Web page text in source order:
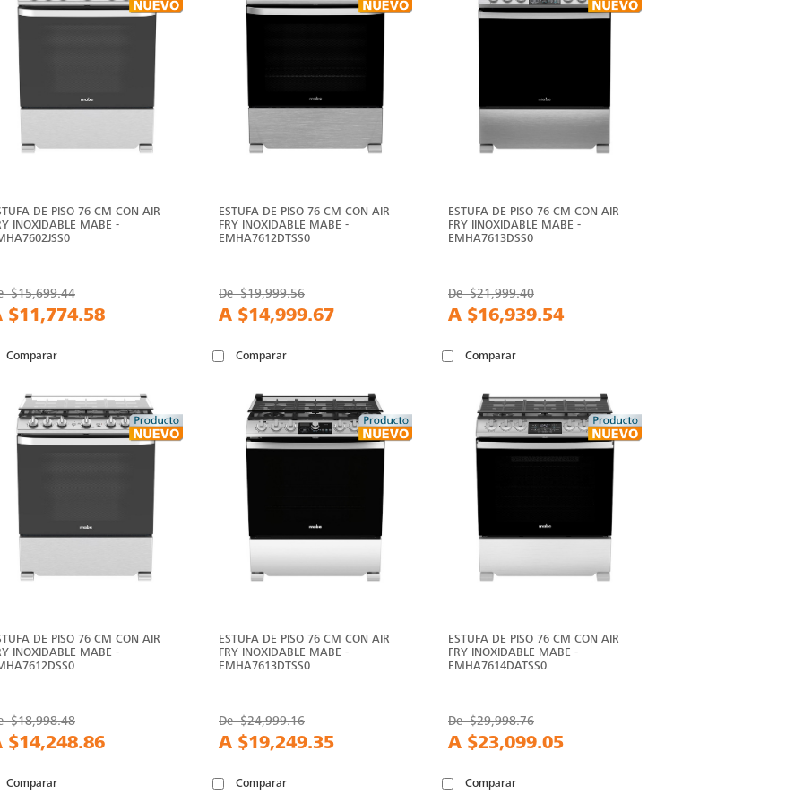
DE PISO 76 CM CON AIR
INOXIDABLE MABE -
$15,699.44
$11,774.58
Comparar
ESTUFA DE PISO 76 CM CON AIR
FRY INOXIDABLE MABE -
EMHA7612DTSS0
De$19,999.56
A $14,999.67
Comparar
ESTUFA DE PISO 76 CM CON AIR
FRY IINOXIDABLE MABE -
EMHA7613DSS0
De$21,999.40
A $16,939.54
Comparar
DE PISO 76 CM CON AIR
INOXIDABLE MABE -
$18,998.48
$14,248.86
Comparar
ESTUFA DE PISO 76 CM CON AIR
FRY INOXIDABLE MABE -
EMHA7613DTSS0
De$24,999.16
A $19,249.35
Comparar
ESTUFA DE PISO 76 CM CON AIR
FRY INOXIDABLE MABE -
EMHA7614DATSS0
De$29,998.76
A $23,099.05
Comparar